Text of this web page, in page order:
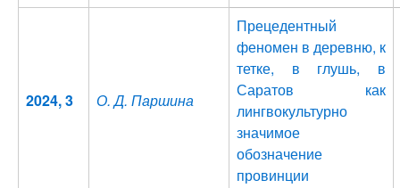
2024, 3 О. Д. Паршина
Прецедентный
феномен в деревню, к
тетке, в глушь, в
Саратов как
лингвокультурно
значимое
обозначение
провинции